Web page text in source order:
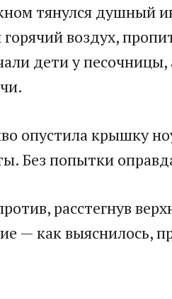
тянулся душный
горячий воздух,
дети у
опустила крышку
Без попытки
расстегнув
— как выяснилось,